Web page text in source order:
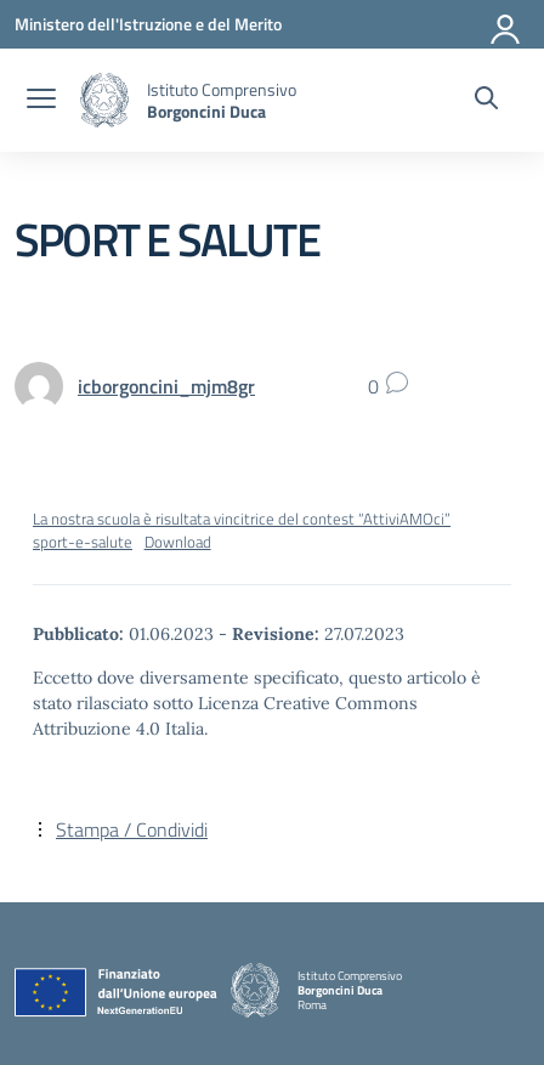
Vai ai contenuti
Vai al menu di navigazione
Vai al footer
Ministero dell'Istruzione e del Merito
Istituto Comprensivo
Borgoncini Duca
SPORT E SALUTE
icborgoncini_mjm8gr 0
La nostra scuola è risultata vincitrice del contest “AttiviAMOci”
sport-e-salute Download
Pubblicato: 01.06.2023 - Revisione: 27.07.2023
Eccetto dove diversamente specificato, questo articolo è
stato rilasciato sotto Licenza Creative Commons
Attribuzione 4.0 Italia.
Stampa / Condividi
Istituto Comprensivo
Borgoncini Duca
Roma